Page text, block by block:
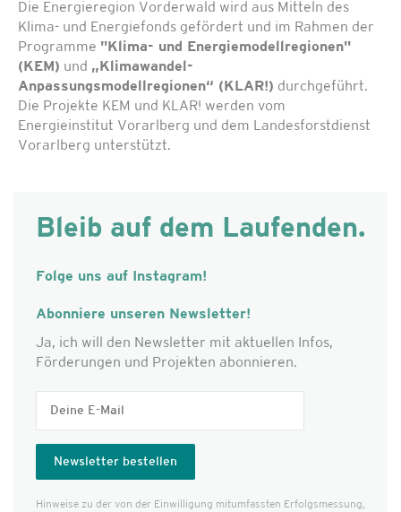
Die Energieregion Vorderwald wird aus Mitteln des
Klima- und Energiefonds gefördert und im Rahmen der
Programme "Klima- und Energiemodellregionen"
(KEM) und „Klimawandel-
Anpassungsmodellregionen“ (KLAR!) durchgeführt.
Die Projekte KEM und KLAR! werden vom
Energieinstitut Vorarlberg und dem Landesforstdienst
Vorarlberg unterstützt.
Bleib auf dem Laufenden.
Folge uns auf Instagram!
Abonniere unseren Newsletter!
Ja, ich will den Newsletter mit aktuellen Infos,
Förderungen und Projekten abonnieren.
Hinweise zu der von der Einwilligung mitumfassten Erfolgs­messung,